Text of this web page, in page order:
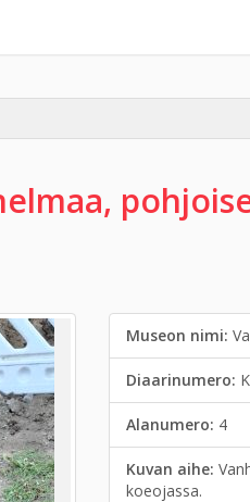
Museon nimi:
Diaarinumero:
Alanumero: 4
Kuvan aihe:
koeojassa.